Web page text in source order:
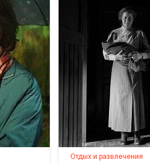
Отдых и развлечения